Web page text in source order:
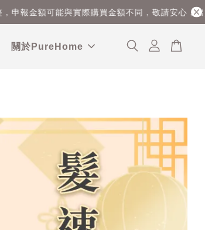
金額可能與實際購買金額不同，敬請安心，出貨
關於PureHome